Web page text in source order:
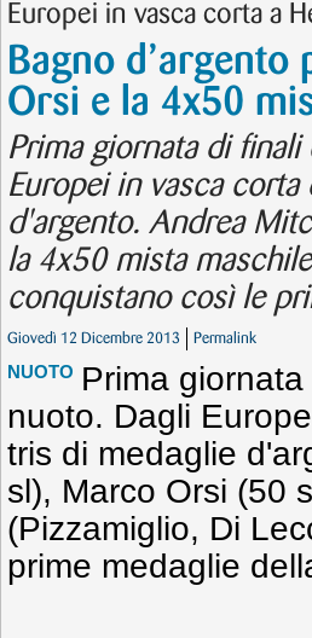
Europei in vasca corta a
Bagno d’argento
Orsi e la 4x50
Prima giornata di
Europei in vasca
d'argento. Andrea
la 4x50 mista
conquistano così le
Giovedì 12 Dicembre 2013 Permalink
NUOTO Prima
nuoto. Dagli
tris di medaglie
sl), Marco Orsi (50
(Pizzamiglio, Di
prime medaglie